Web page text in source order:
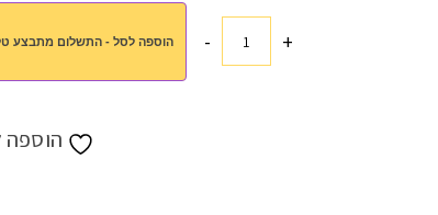
+כמות
- הוספה לסל - התשלום מתבצע טלפונית
הוספה